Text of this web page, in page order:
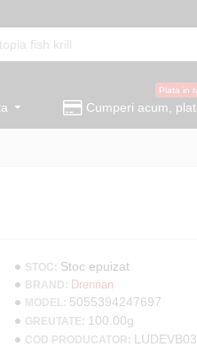
Cumperi acum,
Plata in
STOC: Stoc epuizat
BRAND: Drennan
MODEL: 5055394247697
GREUTATE: 100.00g
COD PRODUCATOR: LUDEVB03